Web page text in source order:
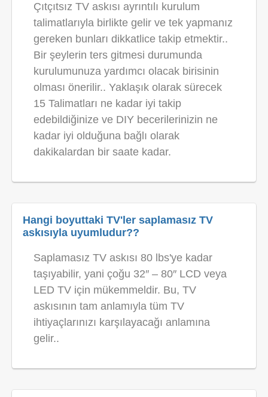
Çıtçıtsız TV askısı ayrıntılı kurulum
talimatlarıyla birlikte gelir ve tek yapmanız
gereken bunları dikkatlice takip etmektir..
Bir şeylerin ters gitmesi durumunda
kurulumunuza yardımcı olacak birisinin
olması önerilir.. Yaklaşık olarak sürecek
15 Talimatları ne kadar iyi takip
edebildiğinize ve DIY becerilerinizin ne
kadar iyi olduğuna bağlı olarak
dakikalardan bir saate kadar.
Hangi boyuttaki TV'ler saplamasız TV
askısıyla uyumludur??
Saplamasız TV askısı 80 lbs'ye kadar
taşıyabilir, yani çoğu 32″ – 80″ LCD veya
LED TV için mükemmeldir. Bu, TV
askısının tam anlamıyla tüm TV
ihtiyaçlarınızı karşılayacağı anlamına
gelir..